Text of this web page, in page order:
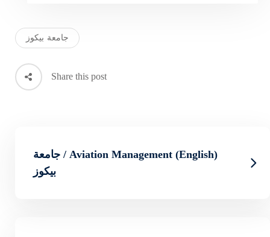
Aviation Management (English) / جامعة